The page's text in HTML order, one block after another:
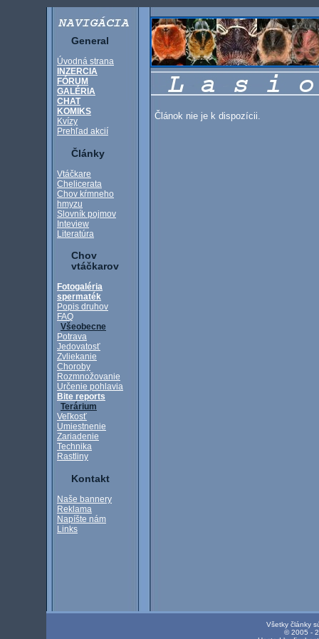
General
Úvodná strana
INZERCIA
FÓRUM
GALÉRIA
CHAT
KOMIKS
Kvízy
Prehľad akcií
Články
Vtáčkare
Chelicerata
Chov kŕmneho
hmyzu
Slovník pojmov
Inteview
Literatúra
Chov
vtáčkarov
Fotogaléria
spermaték
Popis druhov
FAQ
Všeobecne
Potrava
Jedovatosť
Zvliekanie
Choroby
Rozmnožovanie
Určenie pohlavia
Bite reports
Terárium
Veľkosť
Umiestnenie
Zariadenie
Technika
Rastliny
Kontakt
Naše bannery
Reklama
Napíšte nám
Links
Článok nie je k dispozícii.
Všetky články
© 2005 -